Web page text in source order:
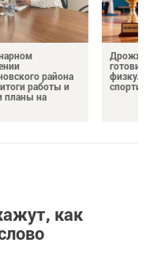
района
работы и
планы на
как